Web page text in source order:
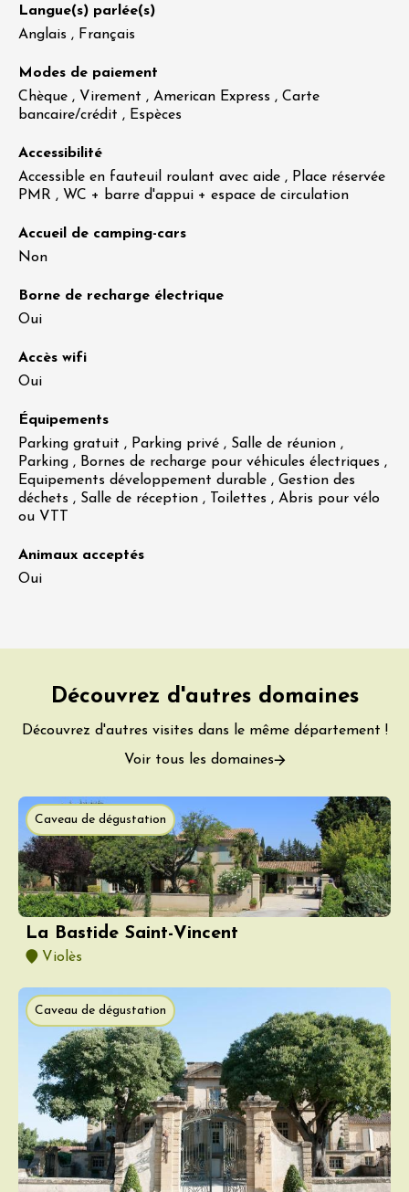
Langue(s) parlée(s)
Anglais , Français
Modes de paiement
Chèque , Virement , American Express , Carte
bancaire/crédit , Espèces
Accessibilité
Accessible en fauteuil roulant avec aide , Place réservée
PMR , WC + barre d'appui + espace de circulation
Accueil de camping-cars
Non
Borne de recharge électrique
Oui
Accès wifi
Oui
Équipements
Parking gratuit , Parking privé , Salle de réunion ,
Parking , Bornes de recharge pour véhicules électriques ,
Equipements développement durable , Gestion des
déchets , Salle de réception , Toilettes , Abris pour vélo
ou VTT
Animaux acceptés
Oui
Découvrez d'autres domaines
Découvrez d'autres visites dans le même département !
Voir tous les domaines
Caveau de dégustation
La Bastide Saint-Vincent
Violès
Caveau de dégustation